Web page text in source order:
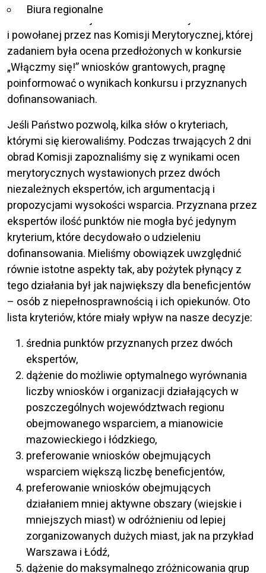
Biura regionalne
w imieniu Fundacji Szansa – Jesteśmy Razem
i powołanej przez nas Komisji Merytorycznej, której
zadaniem była ocena przedłożonych w konkursie
„Włączmy się!” wniosków grantowych, pragnę
poinformować o wynikach konkursu i przyznanych
dofinansowaniach.
Jeśli Państwo pozwolą, kilka słów o kryteriach,
którymi się kierowaliśmy. Podczas trwających 2 dni
obrad Komisji zapoznaliśmy się z wynikami ocen
merytorycznych wystawionych przez dwóch
niezależnych ekspertów, ich argumentacją i
propozycjami wysokości wsparcia. Przyznana przez
ekspertów ilość punktów nie mogła być jedynym
kryterium, które decydowało o udzieleniu
dofinansowania. Mieliśmy obowiązek uwzględnić
równie istotne aspekty tak, aby pożytek płynący z
tego działania był jak największy dla beneficjentów
– osób z niepełnosprawnością i ich opiekunów. Oto
lista kryteriów, które miały wpływ na nasze decyzje:
średnia punktów przyznanych przez dwóch
ekspertów,
dążenie do możliwie optymalnego wyrównania
liczby wniosków i organizacji działających w
poszczególnych województwach regionu
obejmowanego wsparciem, a mianowicie
mazowieckiego i łódzkiego,
preferowanie wniosków obejmujących
wsparciem większą liczbę beneficjentów,
preferowanie wniosków obejmujących
działaniem mniej aktywne obszary (wiejskie i
mniejszych miast) w odróżnieniu od lepiej
zorganizowanych dużych miast, jak na przykład
Warszawa i Łódź,
dążenie do maksymalnego zróżnicowania grup